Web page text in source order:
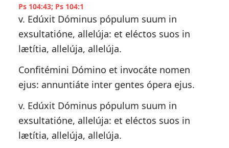
Ps 104:43; Ps 104:1
v. Edúxit Dóminus pópulum suum in
exsultatióne, allelúja: et eléctos suos in
lætítia, allelúja, allelúja.
Confitémini Dómino et invocáte nomen
ejus: annuntiáte inter gentes ópera ejus.
v. Edúxit Dóminus pópulum suum in
exsultatióne, allelúja: et eléctos suos in
lætítia, allelúja, allelúja.